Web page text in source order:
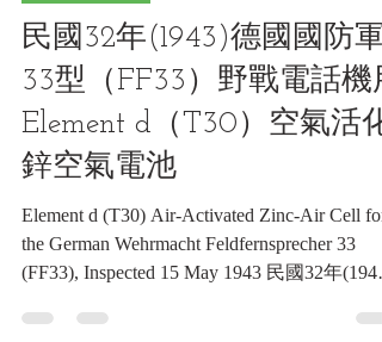
7月30日 讀畢需時 6 分鐘
通信類收藏品
民國32年(1943)德國國防軍
33型（FF33）野戰電話機